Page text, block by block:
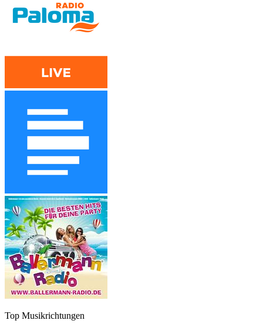
Top Musikrichtungen